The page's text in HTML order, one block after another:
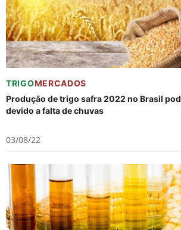
TRIGOMERCADOS
Produção de trigo safra 2022 no Brasil
devido a falta de chuvas
03/08/22